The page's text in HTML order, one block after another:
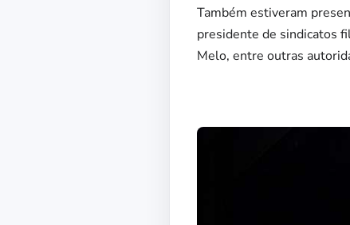
Também estiveram
presidente de sindicatos
Melo, entre outras